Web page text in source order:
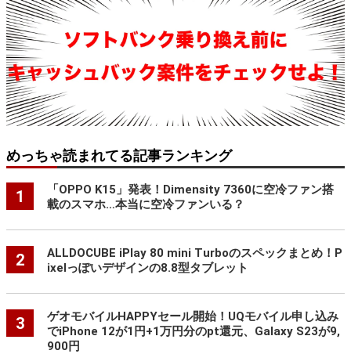
めっちゃ読まれてる記事ランキング
1
「OPPO K15」発表！Dimensity 7360に空冷ファン搭
載のスマホ…本当に空冷ファンいる？
2
ALLDOCUBE iPlay 80 mini Turboのスペックまとめ！P
ixelっぽいデザインの8.8型タブレット
3
ゲオモバイルHAPPYセール開始！UQモバイル申し込み
でiPhone 12が1円+1万円分のpt還元、Galaxy S23が9,
900円